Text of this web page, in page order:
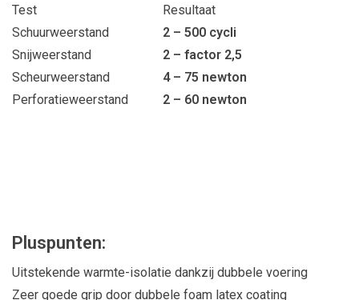
Test
Resultaat
Schuurweerstand
2 – 500 cycli
Snijweerstand
2 – factor 2,5
Scheurweerstand
4 – 75 newton
Perforatieweerstand
2 – 60 newton
Pluspunten:
Uitstekende warmte-isolatie dankzij dubbele voering
Zeer goede grip door dubbele foam latex coating